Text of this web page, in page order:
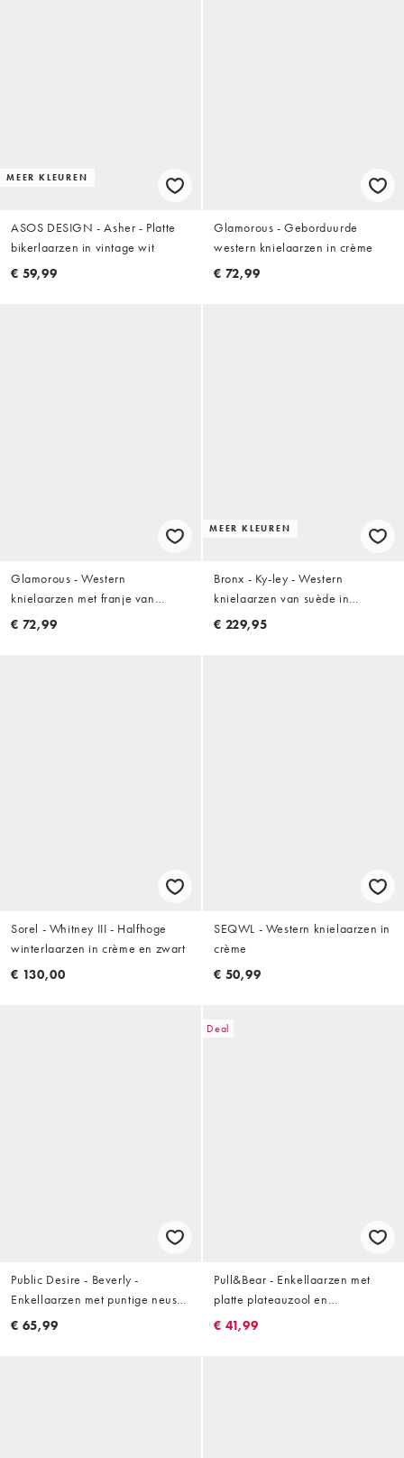
MEER KLEUREN
ASOS DESIGN - Asher - Platte
bikerlaarzen in vintage wit
€ 59,99
Glamorous - Geborduurde
western knielaarzen in crème
€ 72,99
Glamorous - Western
knielaarzen met franje van
imitatiesuède in crème
€ 72,99
MEER KLEUREN
Bronx - Ky-ley - Western
knielaarzen van suède in
lichtbeige met wassing
€ 229,95
Sorel - Whitney III - Halfhoge
winterlaarzen in crème en zwart
€ 130,00
SEQWL - Western knielaarzen in
crème
€ 50,99
Public Desire - Beverly -
Enkellaarzen met puntige neus
en hak in wit
€ 65,99
Deal
Pull&Bear - Enkellaarzen met
platte plateauzool en
imitatiebont in ecru
€ 41,99